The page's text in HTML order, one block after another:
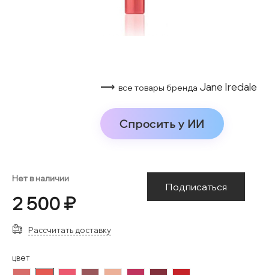
⟶ все товары бренда Jane Iredale
Спросить у ИИ
Нет в наличии
2 500 ₽
Подписаться
Рассчитать доставку
цвет